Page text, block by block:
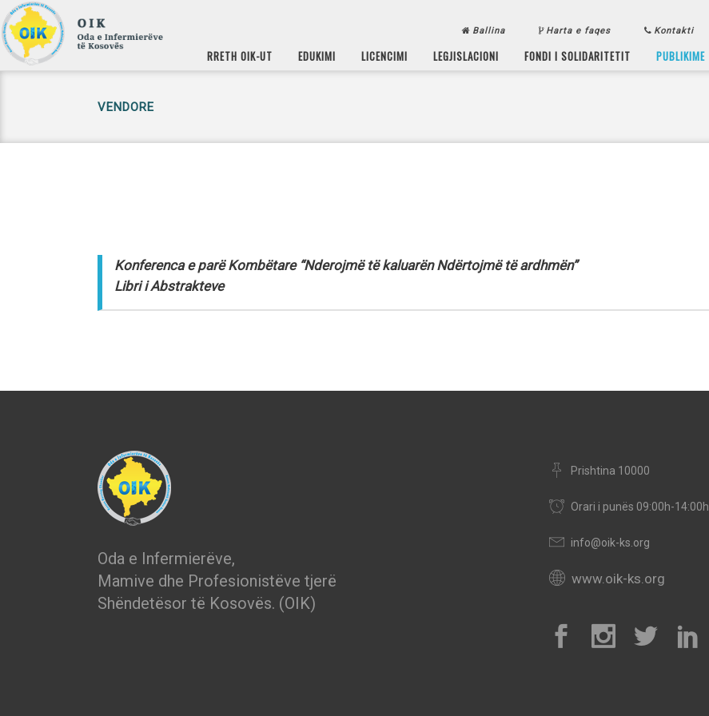
Ballina Harta e faqes Kontakti
RRETH OIK-UT EDUKIMI LICENCIMI LEGJISLACIONI FONDI I SOLIDARITETIT PUBLIKIME
VENDORE
Konferenca e parë Kombëtare “Nderojmë të kaluarën Ndërtojmë të ardhmën”
Libri i Abstrakteve
Oda e Infermierëve,
Mamive dhe Profesionistëve tjerë
Shëndetësor të Kosovës. (OIK)
Prishtina 10000
Orari i punës 09:00h-14:00h
info@oik-ks.org
www.oik-ks.org